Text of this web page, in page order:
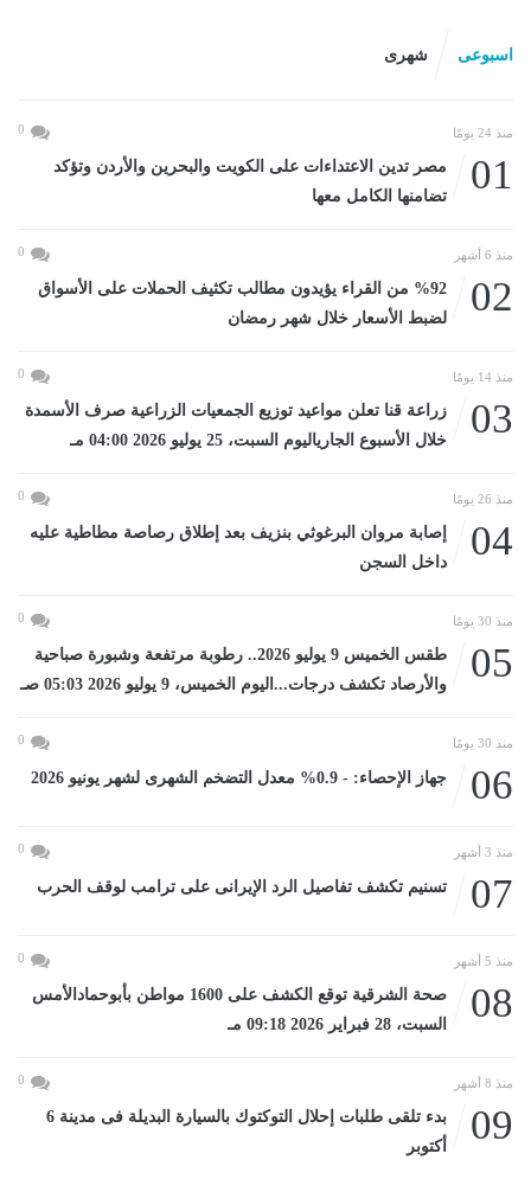
اسبوعى شهرى
منذ 24 يومًا 0
01
مصر تدين الاعتداءات على الكويت والبحرين والأردن وتؤكد
تضامنها الكامل معها
منذ 6 أشهر 0
02
%92 من القراء يؤيدون مطالب تكثيف الحملات على الأسواق
لضبط الأسعار خلال شهر رمضان
منذ 14 يومًا 0
03
زراعة قنا تعلن مواعيد توزيع الجمعيات الزراعية صرف الأسمدة
خلال الأسبوع الجارياليوم السبت، 25 يوليو 2026 04:00 مـ
منذ 26 يومًا 0
04
إصابة مروان البرغوثي بنزيف بعد إطلاق رصاصة مطاطية عليه
داخل السجن
منذ 30 يومًا 0
05
طقس الخميس 9 يوليو 2026.. رطوبة مرتفعة وشبورة صباحية
والأرصاد تكشف درجات...اليوم الخميس، 9 يوليو 2026 05:03 صـ
منذ 30 يومًا 0
06 جهاز الإحصاء: - 0.9% معدل التضخم الشهرى لشهر يونيو 2026
منذ 3 أشهر 0
07 تسنيم تكشف تفاصيل الرد الإيرانى على ترامب لوقف الحرب
منذ 5 أشهر 0
08
صحة الشرقية توقع الكشف على 1600 مواطن بأبوحمادالأمس
السبت، 28 فبراير 2026 09:18 مـ
منذ 8 أشهر 0
09
بدء تلقى طلبات إحلال التوكتوك بالسيارة البديلة فى مدينة 6
أكتوبر